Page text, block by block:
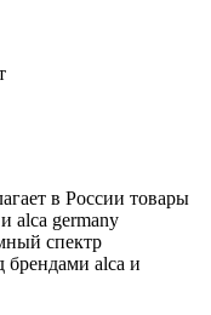
в России товары
alca germany
спектр
брендами alca и